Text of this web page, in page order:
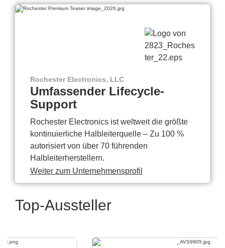
Rochester Electronics, LLC
Umfassender Lifecycle-
Support
Rochester Electronics ist weltweit die größte
kontinuierliche Halbleiterquelle – Zu 100 %
autorisiert von über 70 führenden
Halbleiterherstellern.
Weiter zum Unternehmensprofil
Top-Aussteller